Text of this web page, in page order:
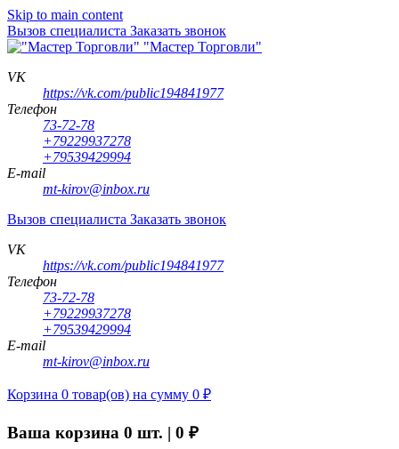
Skip to main content
Вызов специалиста Заказать звонок
"Мастер Торговли"
VK
https://vk.com/public194841977
Телефон
73-72-78
+79229937278
+79539429994
E-mail
mt-kirov@inbox.ru
Вызов специалиста Заказать звонок
VK
https://vk.com/public194841977
Телефон
73-72-78
+79229937278
+79539429994
E-mail
mt-kirov@inbox.ru
Корзина 0 товар(ов) на сумму 0 ₽
Ваша корзина 0 шт. | 0 ₽